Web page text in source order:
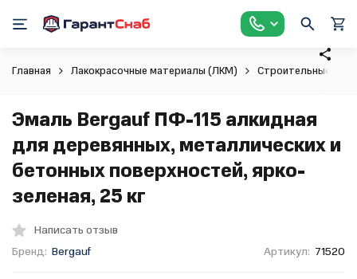
Главная Лакокрасочные материалы (ЛКМ) Строительные
Эмаль Bergauf ПФ-115 алкидная
для деревянных, металлических и
бетонных поверхностей, ярко-
зеленая, 25 кг
Написать отзыв
Бренд: Bergauf Артикул: 71520